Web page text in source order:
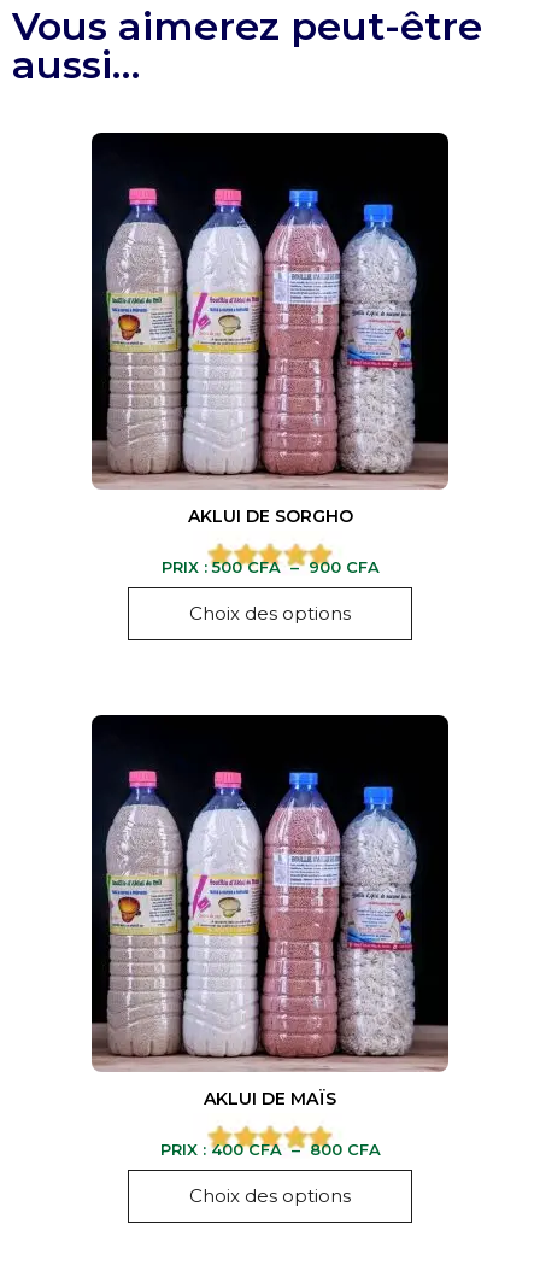
Vous aimerez peut-être
aussi…
AKLUI DE SORGHO
PRIX :500CFA – 900 CFA
Choix des options
AKLUI DE MAÏS
PRIX :400CFA – 800 CFA
Choix des options